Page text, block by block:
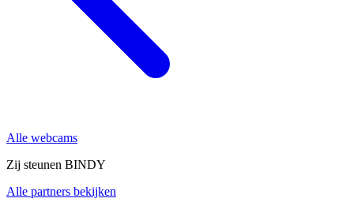
Alle webcams
Zij steunen BINDY
Alle partners bekijken